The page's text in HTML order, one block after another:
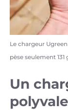
Le chargeur
pèse seulement
Un